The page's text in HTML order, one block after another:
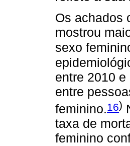
Os achados
mostrou
sexo
entre 2010
entre
feminino.16)
taxa de
feminino